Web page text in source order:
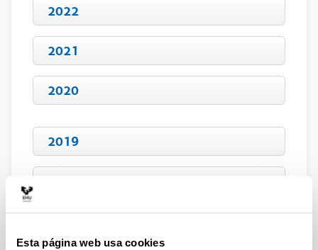
Esta página web usa cookies
2022
2021
2020
2019